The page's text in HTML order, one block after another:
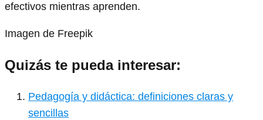
efectivos mientras aprenden.
Imagen de Freepik
Quizás te pueda interesar:
Pedagogía y didáctica: definiciones claras y
sencillas